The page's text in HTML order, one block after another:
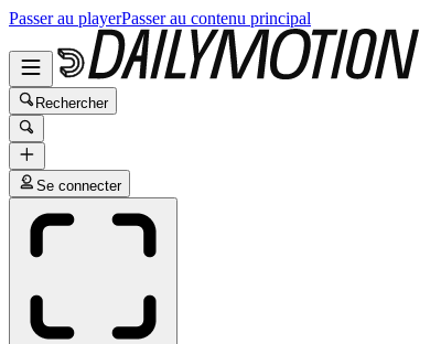
Passer au playerPasser au contenu principal
Rechercher
Se connecter